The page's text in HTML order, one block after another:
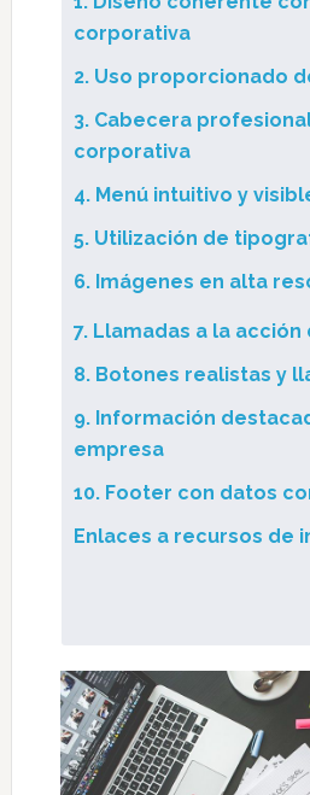
corporativa
2. Uso proporcionado
3. Cabecera
corporativa
4. Menú intuitivo y
5. Utilización de
6. Imágenes en alta
7. Llamadas a la
8. Botones realistas y
9. Información
empresa
10. Footer con datos
Enlaces a recursos de